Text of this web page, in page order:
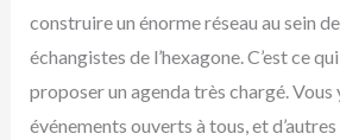
construire un énorme réseau au sein
échangistes de l’hexagone. C’est ce
proposer un agenda très chargé.
événements ouverts à tous, et